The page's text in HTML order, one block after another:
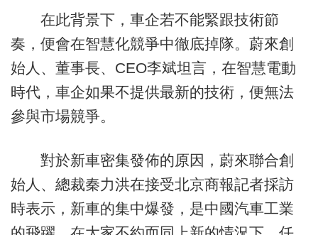
在此背景下，車企若不能緊跟技術節
奏，便會在智慧化競爭中徹底掉隊。蔚來創
始人、董事長、CEO李斌坦言，在智慧電動
時代，車企如果不提供最新的技術，便無法
參與市場競爭。
對於新車密集發佈的原因，蔚來聯合創
始人、總裁秦力洪在接受北京商報記者採訪
時表示，新車的集中爆發，是中國汽車工業